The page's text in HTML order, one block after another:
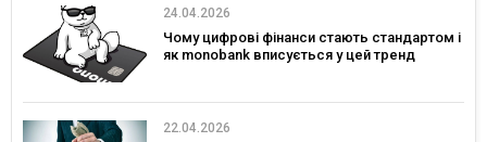
24.04.2026
Чому цифрові фінанси стають стандартом і
як monobank вписується у цей тренд
22.04.2026